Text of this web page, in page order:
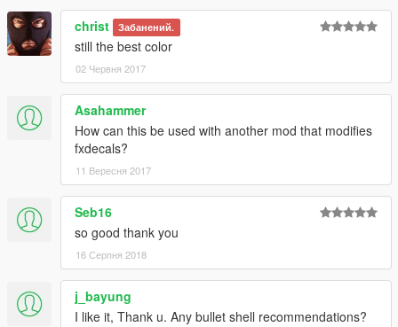
christ Забанений.
still the best color
02 Червня 2017
Asahammer
How can this be used with another mod that modifies
fxdecals?
11 Вересня 2017
Seb16
so good thank you
16 Серпня 2018
j_bayung
I like it, Thank u. Any bullet shell recommendations?